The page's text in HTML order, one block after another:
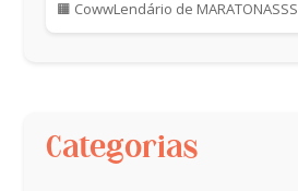
🟧 CowwLendário de MARATONASSS
Categorias